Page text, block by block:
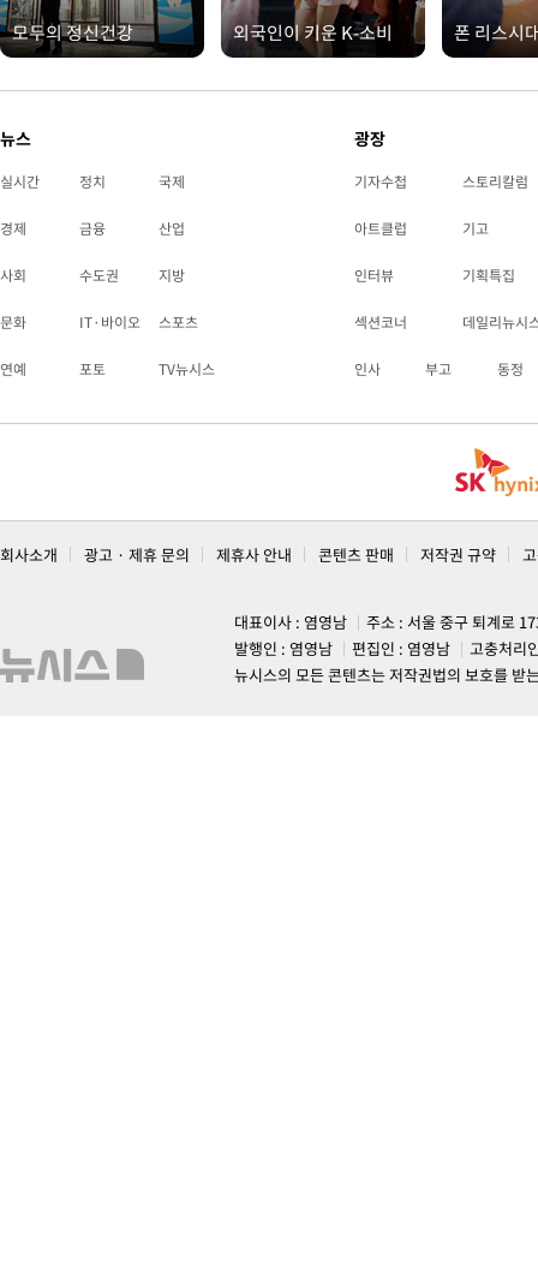
모두의 정신건강 외국인이 키운 K-소비 폰 리스시
뉴스
실시간 정치 국제
경제 금융 산업
사회 수도권 지방
문화 IT·바이오 스포츠
연예 포토 TV뉴시스
광장
기자수첩 스토리칼럼
아트클럽 기고
인터뷰 기획특집
섹션코너 데일리뉴시
인사 부고 동정
회사소개 광고 · 제휴 문의 제휴사 안내 콘텐츠 판매 저작권 규약
대표이사 : 염영남
주소 : 서울 중구 퇴계로
발행인 : 염영남
편집인 : 염영남
고충처리
뉴시스의 모든 콘텐츠는 저작권법의 보호를